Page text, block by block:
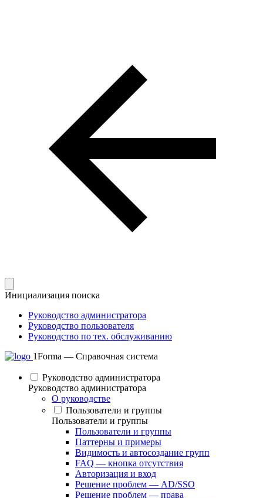
Инициализация поиска
Руководство администратора
Руководство пользователя
Руководство по тех. обслуживанию
1Forma — Справочная система
Руководство администратора
Руководство администратора
О руководстве
Пользователи и группы
Пользователи и группы
Пользователи и группы
Паттерны и примеры
Видимость и автосоздание групп
FAQ — кнопка отсутствия
Авторизация и вход
Решение проблем — AD/SSO
Решение проблем — права